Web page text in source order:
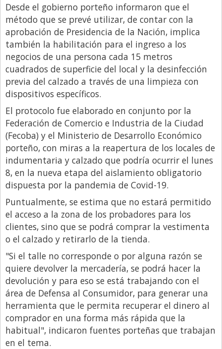
Negocios
Opinion
País
Política
Publicidad y Marketing
Real Estate y Propiedades
Responsabilidad Social
Salidas
Santa Fe
Show Business
Sociedad
Tecnología
Tendencias
Viajes
Desde el gobierno porteño informaron que el
método que se prevé utilizar, de contar con la
aprobación de Presidencia de la Nación, implica
también la habilitación para el ingreso a los
negocios de una persona cada 15 metros
cuadrados de superficie del local y la desinfección
previa del calzado a través de una limpieza con
dispositivos específicos.
El protocolo fue elaborado en conjunto por la
Federación de Comercio e Industria de la Ciudad
(Fecoba) y el Ministerio de Desarrollo Económico
porteño, con miras a la reapertura de los locales de
indumentaria y calzado que podría ocurrir el lunes
8, en la nueva etapa del aislamiento obligatorio
dispuesta por la pandemia de Covid-19.
Puntualmente, se estima que no estará permitido
el acceso a la zona de los probadores para los
clientes, sino que se podrá comprar la vestimenta
o el calzado y retirarlo de la tienda.
"Si el talle no corresponde o por alguna razón se
quiere devolver la mercadería, se podrá hacer la
devolución y para eso se está trabajando con el
área de Defensa al Consumidor, para generar una
herramienta que le permita recuperar el dinero al
comprador en una forma más rápida que la
habitual", indicaron fuentes porteñas que trabajan
en el tema.